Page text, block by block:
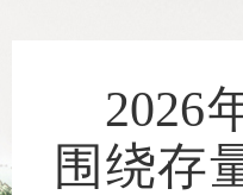
2026
围绕存